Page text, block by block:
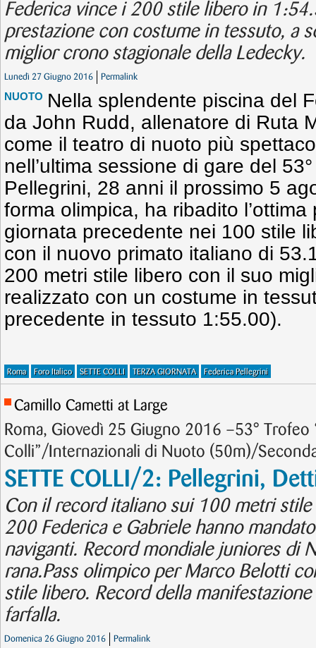
Federica vince i 200 stile libero in
prestazione con costume in tessuto, a
miglior crono stagionale della Ledecky.
Lunedì 27 Giugno 2016 Permalink
NUOTO Nella splendente piscina del
da John Rudd, allenatore di Ruta
come il teatro di nuoto più
nell’ultima sessione di gare del
Pellegrini, 28 anni il prossimo 5
forma olimpica, ha ribadito
giornata precedente nei 100 stile
con il nuovo primato italiano di
200 metri stile libero con il suo
realizzato con un costume in
precedente in tessuto 1:55.00).
Roma Foro Italico SETTE COLLI TERZA GIORNATA Federica Pellegrini
Camillo Cametti at Large
Roma, Giovedì 25 Giugno 2016 –53° Trofeo
Colli”/Internazionali di Nuoto (50m)/
SETTE COLLI/2: Pellegrini,
Con il record italiano sui 100 metri
200 Federica e Gabriele hanno
naviganti. Record mondiale juniores di
rana.Pass olimpico per Marco Belotti
stile libero. Record della
farfalla.
Domenica 26 Giugno 2016 Permalink